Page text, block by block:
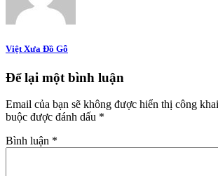
Việt Xưa Đồ Gỗ
Để lại một bình luận
Email của bạn sẽ không được hiển thị công
buộc được đánh dấu *
Bình luận *